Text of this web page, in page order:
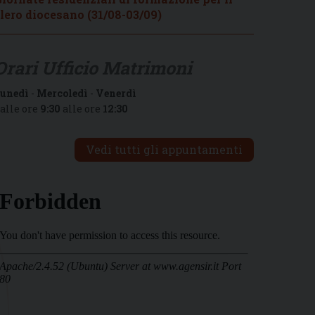
diocesano (31/08-03/09)
- Mercoledì - Venerdì
ore 9:30 alle ore 12:30
Vedi tutti gli appuntamenti